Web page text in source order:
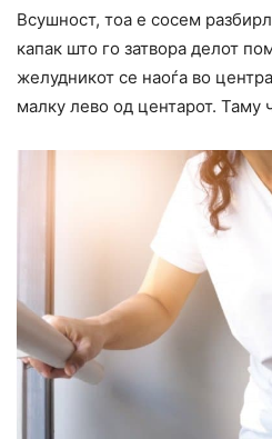
Всушност, тоа е сосем
капак што го затвора делот
желудникот се наоѓа во
малку лево од центарот. Таму